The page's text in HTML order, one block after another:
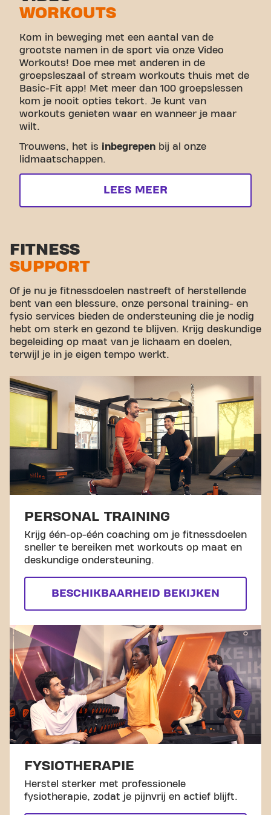
WORKOUTS
Kom in beweging met een aantal van de
grootste namen in de sport via onze Video
Workouts! Doe mee met anderen in de
groepsleszaal of stream workouts thuis met de
Basic-Fit app! Met meer dan 100 groepslessen
kom je nooit opties tekort. Je kunt van
workouts genieten waar en wanneer je maar
wilt.
Trouwens, het is inbegrepen bij al onze
lidmaatschappen.
LEES MEER
FITNESS
SUPPORT
Of je nu je fitnessdoelen nastreeft of herstellende
bent van een blessure, onze personal training- en
fysio services bieden de ondersteuning die je nodig
hebt om sterk en gezond te blijven. Krijg deskundige
begeleiding op maat van je lichaam en doelen,
terwijl je in je eigen tempo werkt.
PERSONAL TRAINING
Krijg één-op-één coaching om je fitnessdoelen
sneller te bereiken met workouts op maat en
deskundige ondersteuning.
BESCHIKBAARHEID BEKIJKEN
FYSIOTHERAPIE
Herstel sterker met professionele
fysiotherapie, zodat je pijnvrij en actief blijft.